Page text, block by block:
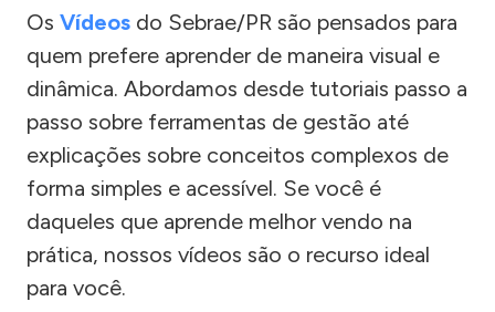
Os Vídeos do Sebrae/PR são pensados para
quem prefere aprender de maneira visual e
dinâmica. Abordamos desde tutoriais passo a
passo sobre ferramentas de gestão até
explicações sobre conceitos complexos de
forma simples e acessível. Se você é
daqueles que aprende melhor vendo na
prática, nossos vídeos são o recurso ideal
para você.